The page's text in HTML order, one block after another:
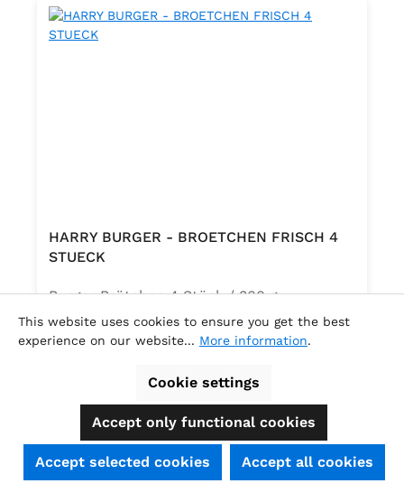
HARRY BURGER - BROETCHEN FRISCH 4
STUECK
Burger Brötchen 4 Stück / 300 g
Weizensoftbrötchen (Hefefeingebäck) mit
Sesam Zutaten: Weizenmehl, Wasser,
Emulgatoren (E472e, E481) 1),
Säureregulator Natriumacetate, Aroma 2),
Mehlbehandlungsmittel W300. 1)
pflanzlicher Ursprung. 2) enthält
Ethylalkohol. Kann Spuren von MILCH
Regular price:
€2.92
This website uses cookies to ensure you get the best
experience on our website... More information.
Cookie settings
Accept only functional cookies
Accept selected cookies Accept all cookies
SEHR GUT (4.74 / 5)
aus 39 Bewertungen bei: shopauskunft.de, ausgezeichnet.org, shopvote.de ⓘ
Informationen zur Echtheit der Bewertungen